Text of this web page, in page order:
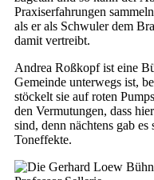
Praxiserfahrungen
als er als Schwuler dem
damit vertreibt.
Andrea Roßkopf ist eine
Gemeinde unterwegs ist,
stöckelt sie auf roten
den Vermutungen, dass
sind, denn nächtens gab
Toneffekte.